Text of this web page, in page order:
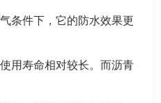
条件下，它的防水效果更
用寿命相对较长。而沥青